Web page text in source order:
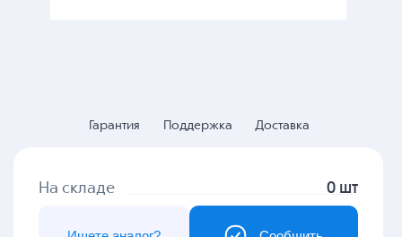
Гарантия Поддержка Доставка
На складе 0 шт